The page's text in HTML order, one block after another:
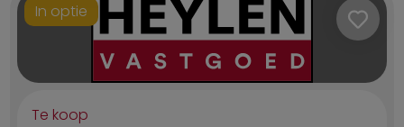
In optie
Te koop